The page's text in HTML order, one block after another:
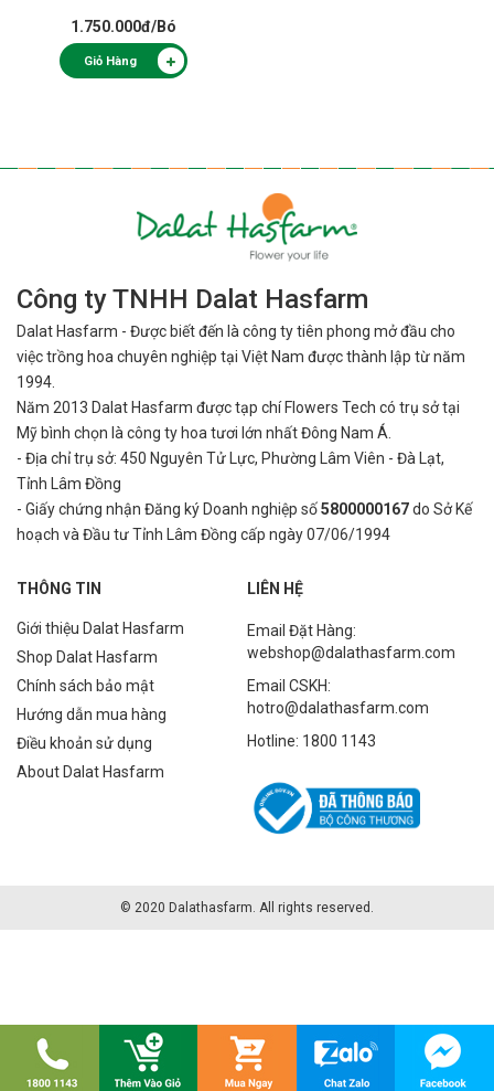
1.750.000đ/Bó
Giỏ Hàng
Công ty TNHH Dalat Hasfarm
Dalat Hasfarm - Được biết đến là công ty tiên phong mở đầu cho
việctrồng hoa chuyên nghiệp tại Việt Nam được thành lập từ năm
1994.
Năm 2013 Dalat Hasfarm được tạp chí Flowers Tech có trụ sở tại
Mỹ bình chọn là công ty hoa tươi lớn nhất Đông Nam Á.
- Địa chỉ trụ sở: 450 Nguyên Tử Lực, Phường Lâm Viên - Đà Lạt,
Tỉnh Lâm Đồng
- Giấy chứng nhận Đăng ký Doanh nghiệp số5800000167do Sở Kế
hoạch và Đầu tư Tỉnh Lâm Đồng cấp ngày 07/06/1994
THÔNG TIN
Giới thiệu Dalat Hasfarm
Shop Dalat Hasfarm
Chính sách bảo mật
Hướng dẫn mua hàng
Điều khoản sử dụng
About Dalat Hasfarm
LIÊN HỆ
Email Đặt Hàng:
webshop@dalathasfarm.com
Email CSKH:
hotro@dalathasfarm.com
Hotline: 1800 1143
© 2020 Dalathasfarm. All rights reserved.